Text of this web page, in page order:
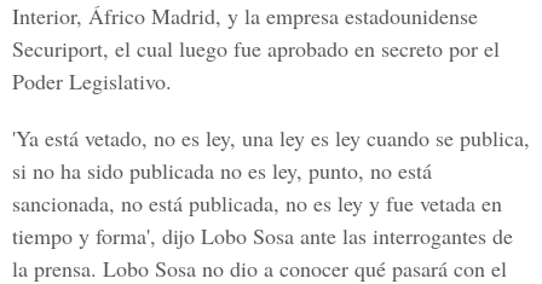
Interior, Áfrico Madrid, y la empresa estadounidense
Securiport, el cual luego fue aprobado en secreto por el
Poder Legislativo.
'Ya está vetado, no es ley, una ley es ley cuando se publica,
si no ha sido publicada no es ley, punto, no está
sancionada, no está publicada, no es ley y fue vetada en
tiempo y forma', dijo Lobo Sosa ante las interrogantes de
la prensa. Lobo Sosa no dio a conocer qué pasará con el